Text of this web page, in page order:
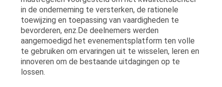
in de onderneming te versterken, de rationele
toewijzing en toepassing van vaardigheden te
bevorderen, enz.De deelnemers werden
aangemoedigd het evenementsplatform ten volle
te gebruiken om ervaringen uit te wisselen, leren en
innoveren om de bestaande uitdagingen op te
lossen.